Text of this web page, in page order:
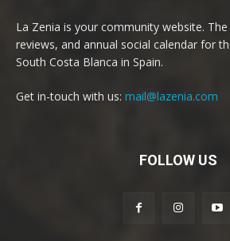
La Zenia is your community website.
reviews, and annual social calendar for
South Costa Blanca in Spain.
Get in-touch with us: mail@lazenia.com
FOLLOW US